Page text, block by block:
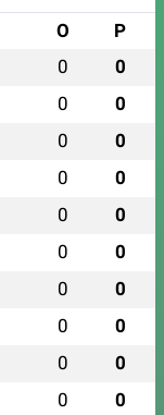
O P
0 0
0 0
0 0
0 0
0 0
0 0
0 0
0 0
0 0
0 0